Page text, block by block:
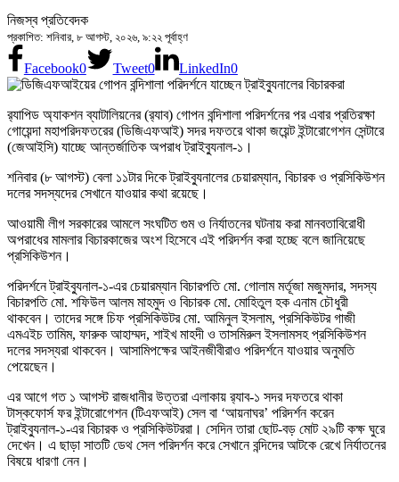
নিজস্ব প্রতিবেদক
প্রকাশিত: শনিবার, ৮ আগস্ট, ২০২৬, ৯:২২ পূর্বাহ্ণ
Facebook0 Tweet0 LinkedIn0
র‍্যাপিড অ্যাকশন ব্যাটালিয়নের (র‍্যাব) গোপন বন্দিশালা পরিদর্শনের পর এবার প্রতিরক্ষা
গোয়েন্দা মহাপরিদফতরের (ডিজিএফআই) সদর দফতরে থাকা জয়েন্ট ইন্টারোগেশন সেন্টারে
(জেআইসি) যাচ্ছে আন্তর্জাতিক অপরাধ ট্রাইব্যুনাল-১।
শনিবার (৮ আগস্ট) বেলা ১১টার দিকে ট্রাইব্যুনালের চেয়ারম্যান, বিচারক ও প্রসিকিউশন
দলের সদস্যদের সেখানে যাওয়ার কথা রয়েছে।
আওয়ামী লীগ সরকারের আমলে সংঘটিত গুম ও নির্যাতনের ঘটনায় করা মানবতাবিরোধী
অপরাধের মামলার বিচারকাজের অংশ হিসেবে এই পরিদর্শন করা হচ্ছে বলে জানিয়েছে
প্রসিকিউশন।
পরিদর্শনে ট্রাইব্যুনাল-১-এর চেয়ারম্যান বিচারপতি মো. গোলাম মর্তূজা মজুমদার, সদস্য
বিচারপতি মো. শফিউল আলম মাহমুদ ও বিচারক মো. মোহিতুল হক এনাম চৌধুরী
থাকবেন। তাদের সঙ্গে চিফ প্রসিকিউটর মো. আমিনুল ইসলাম, প্রসিকিউটর গাজী
এমএইচ তামিম, ফারুক আহাম্মদ, শাইখ মাহদী ও তাসমিরুল ইসলামসহ প্রসিকিউশন
দলের সদস্যরা থাকবেন। আসামিপক্ষের আইনজীবীরাও পরিদর্শনে যাওয়ার অনুমতি
পেয়েছেন।
এর আগে গত ১ আগস্ট রাজধানীর উত্তরা এলাকায় র‍্যাব-১ সদর দফতরে থাকা
টাস্কফোর্স ফর ইন্টারোগেশন (টিএফআই) সেল বা ‘আয়নাঘর’ পরিদর্শন করেন
ট্রাইব্যুনাল-১-এর বিচারক ও প্রসিকিউটররা। সেদিন তারা ছোট-বড় মোট ২৯টি কক্ষ ঘুরে
দেখেন। এ ছাড়া সাতটি ডেথ সেল পরিদর্শন করে সেখানে বন্দিদের আটকে রেখে নির্যাতনের
বিষয়ে ধারণা নেন।